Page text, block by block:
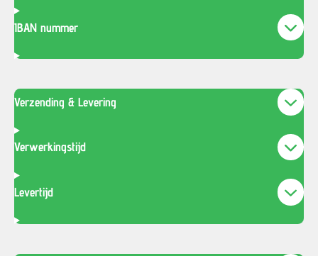
IBAN nummer
Verzending & Levering
Verwerkingstijd
Levertijd